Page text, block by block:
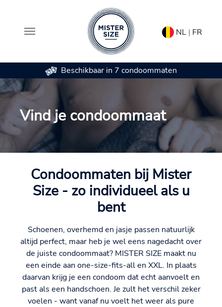
Spring naar hoofd-inhoud
NL | FR
Beschikbaar in 7 condoommaten
Vind je condoommaat
Condoommaten bij Mister
Size - zo individueel als u
bent
Schoenen, overhemd en jasje passen natuurlijk
altijd perfect, maar heb je wel eens nagedacht over
de juiste condoommaat? MISTER SIZE maakt nu
een einde aan one-size-fits-all en XXL. In plaats
daarvan krijg je een condoom dat echt aanvoelt en
past als een handschoen. Je zult het verschil zeker
voelen - want vanaf nu voelt het weer als pure